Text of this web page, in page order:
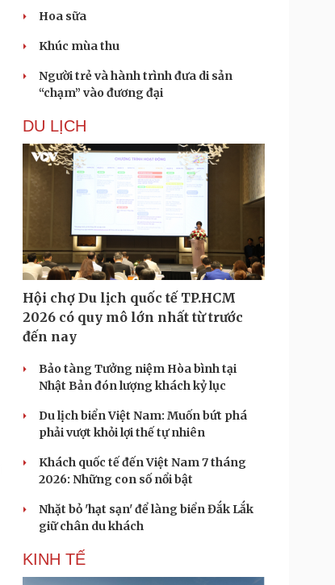
Hoa sữa
Khúc mùa thu
Người trẻ và hành trình đưa di sản
“chạm” vào đương đại
DU LỊCH
Hội chợ Du lịch quốc tế TP.HCM
2026 có quy mô lớn nhất từ trước
đến nay
Bảo tàng Tưởng niệm Hòa bình tại
Nhật Bản đón lượng khách kỷ lục
Du lịch biển Việt Nam: Muốn bứt phá
phải vượt khỏi lợi thế tự nhiên
Khách quốc tế đến Việt Nam 7 tháng
2026: Những con số nổi bật
Nhặt bỏ 'hạt sạn' để làng biển Đắk Lắk
giữ chân du khách
KINH TẾ